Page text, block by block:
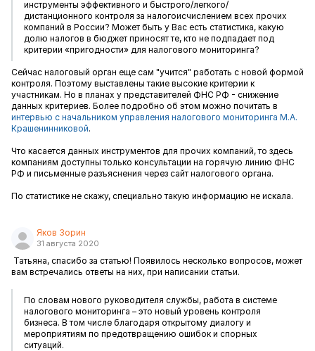
инструменты эффективного и быстрого/легкого/
дистанционного контроля за налогоисчислением всех прочих
компаний в России? Может быть у Вас есть статистика, какую
долю налогов в бюджет приносят те, кто не подпадает под
критерии «пригодности» для налогового мониторинга?
Сейчас налоговый орган еще сам "учится" работать с новой формой
контроля. Поэтому выставлены такие высокие критерии к
участникам. Но в планах у представителей ФНС РФ - снижение
данных критериев. Более подробно об этом можно почитать в
интервью с начальником управления налогового мониторинга М.А.
Крашенинниковой.
Что касается данных инструментов для прочих компаний, то здесь
компаниям доступны только консультации на горячую линию ФНС
РФ и письменные разъяснения через сайт налогового органа.
По статистике не скажу, специально такую информацию не искала.
Яков Зорин
31 августа 2020
Татьяна, спасибо за статью! Появилось несколько вопросов, может
вам встречались ответы на них, при написании статьи.
По словам нового руководителя службы, работа в системе
налогового мониторинга – это новый уровень контроля
бизнеса. В том числе благодаря открытому диалогу и
мероприятиям по предотвращению ошибок и спорных
ситуаций.